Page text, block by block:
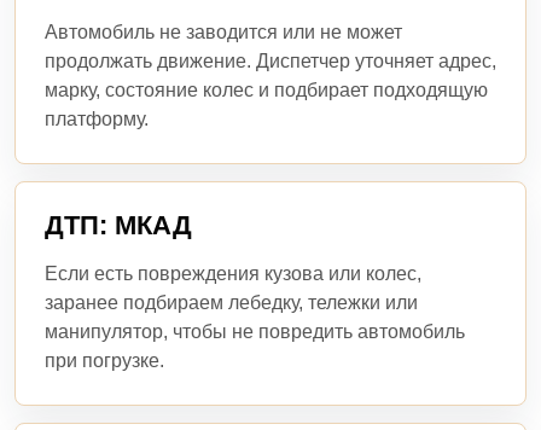
Автомобиль не заводится или не может
продолжать движение. Диспетчер уточняет адрес,
марку, состояние колес и подбирает подходящую
платформу.
ДТП: МКАД
Если есть повреждения кузова или колес,
заранее подбираем лебедку, тележки или
манипулятор, чтобы не повредить автомобиль
при погрузке.